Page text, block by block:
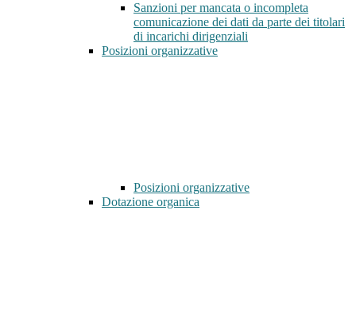
Sanzioni per mancata o incompleta
comunicazione dei dati da parte dei titolari
di incarichi dirigenziali
Posizioni organizzative
Posizioni organizzative
Dotazione organica